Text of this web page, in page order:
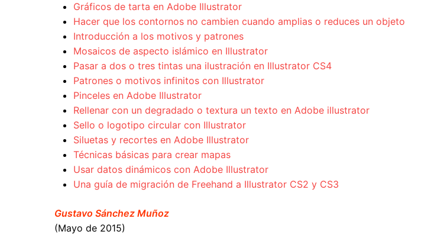
Gráficos de tarta en Adobe Illustrator
Hacer que los contornos no cambien cuando amplias o reduces un objeto
Introducción a los motivos y patrones
Mosaicos de aspecto islámico en Illustrator
Pasar a dos o tres tintas una ilustración en Illustrator CS4
Patrones o motivos infinitos con Illustrator
Pinceles en Adobe Illustrator
Rellenar con un degradado o textura un texto en Adobe illustrator
Sello o logotipo circular con Illustrator
Siluetas y recortes en Adobe Illustrator
Técnicas básicas para crear mapas
Usar datos dinámicos con Adobe Illustrator
Una guía de migración de Freehand a Illustrator CS2 y CS3
Gustavo Sánchez Muñoz
(Mayo de 2015)